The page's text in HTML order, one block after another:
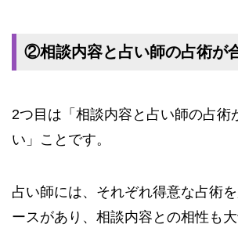
②相談内容と占い師の占術が
2つ目は「相談内容と占い師の占術
い」ことです。
占い師には、それぞれ得意な占術
ースがあり、相談内容との相性も